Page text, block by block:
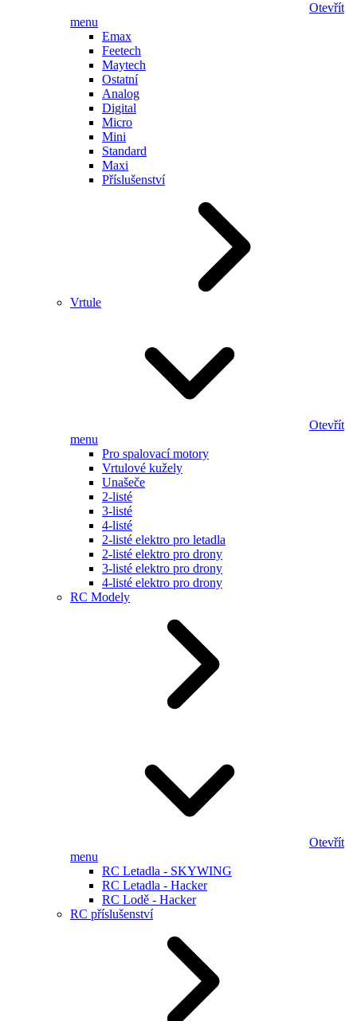
Otevřít
menu
Emax
Feetech
Maytech
Ostatní
Analog
Digital
Micro
Mini
Standard
Maxi
Příslušenství
Vrtule
Otevřít
menu
Pro spalovací motory
Vrtulové kužely
Unašeče
2-listé
3-listé
4-listé
2-listé elektro pro letadla
2-listé elektro pro drony
3-listé elektro pro drony
4-listé elektro pro drony
RC Modely
Otevřít
menu
RC Letadla - SKYWING
RC Letadla - Hacker
RC Lodě - Hacker
RC příslušenství